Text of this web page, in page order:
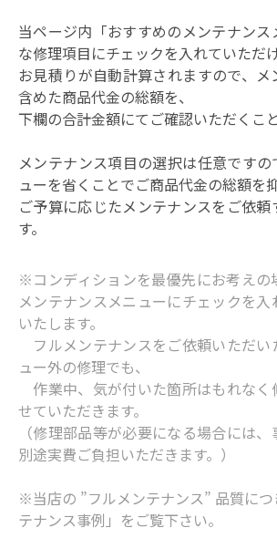
当ページ内「おすすめのメンテナン
な修理項目にチェックを入れていただ
お見積りが自動計算されますので、メ
含めた商品代金の総額を、
下欄の合計金額にてご確認いただくこ
メンテナンス項目の選択は任意ですの
ューを省くことでご商品代金の総額を抑
ご予算に応じたメンテナンスをご依
す。
※コンディションを最優先にお考えの
メンテナンスメニューにチェックを入
いたします。
フルメンテナンスをご依頼いただい
ュー外の修理でも、
作業中、気が付いた箇所はもれなく
せていただきます。
（修理部品等が必要になる場合には、
別途実費ご負担いただきます。）
※当店の ”フルメンテナンス” 品質に
テナンス事例」 をご覧下さい。